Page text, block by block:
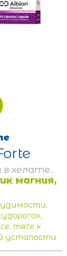
в хелате.
магния,
тяге к
усталости